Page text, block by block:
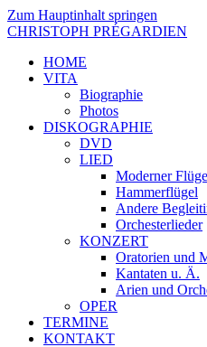
Zum Hauptinhalt springen
CHRISTOPH PRÉGARDIEN
HOME
VITA
Biographie
Photos
DISKOGRAPHIE
DVD
LIED
Moderner
Hammerflügel
Andere
Orchesterlieder
KONZERT
Oratorien und
Kantaten u. Ä.
Arien und
OPER
TERMINE
KONTAKT